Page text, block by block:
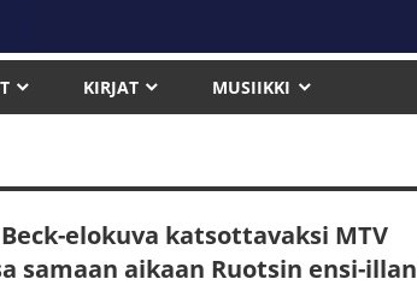
KIRJAT MUSIIKKI
elokuva katsottavaksi MTV
samaan aikaan Ruotsin ensi-illan